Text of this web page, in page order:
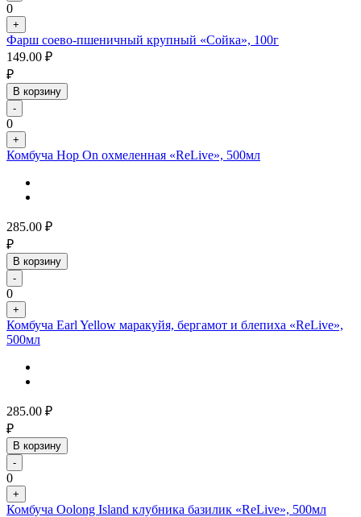
0
+
Фарш соево-пшеничный крупный «Сойка», 100г
149.00 ₽
₽
В корзину
-
0
+
Комбуча Hop On охмеленная «ReLive», 500мл
285.00 ₽
₽
В корзину
-
0
+
Комбуча Earl Yellow маракуйя, бергамот и блепиха «ReLive»,
500мл
285.00 ₽
₽
В корзину
-
0
+
Комбуча Oolong Island клубника базилик «ReLive», 500мл